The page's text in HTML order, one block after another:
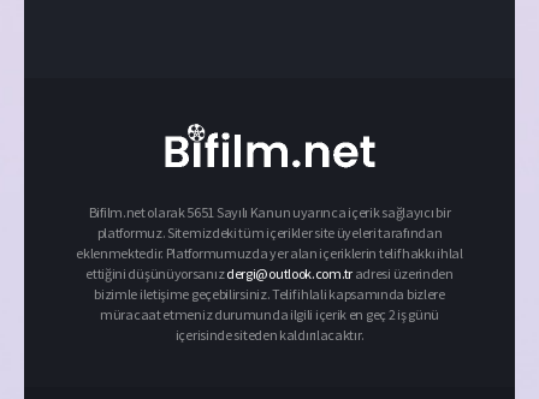
Bifilm.net olarak 5651 Sayılı Kanun uyarınca içerik sağlayıcı bir
platformuz. Sitemizdeki tüm içerikler site üyeleri tarafından
eklenmektedir. Platformumuzda yer alan içeriklerin telif hakkı ihlal
ettiğini düşünüyorsanızdergi@outlook.com.tr adresi üzerinden
bizimle iletişime geçebilirsiniz. Telif ihlali kapsamında bizlere
müracaat etmeniz durumunda ilgili içerik en geç 2 iş günü
içerisinde siteden kaldırılacaktır.